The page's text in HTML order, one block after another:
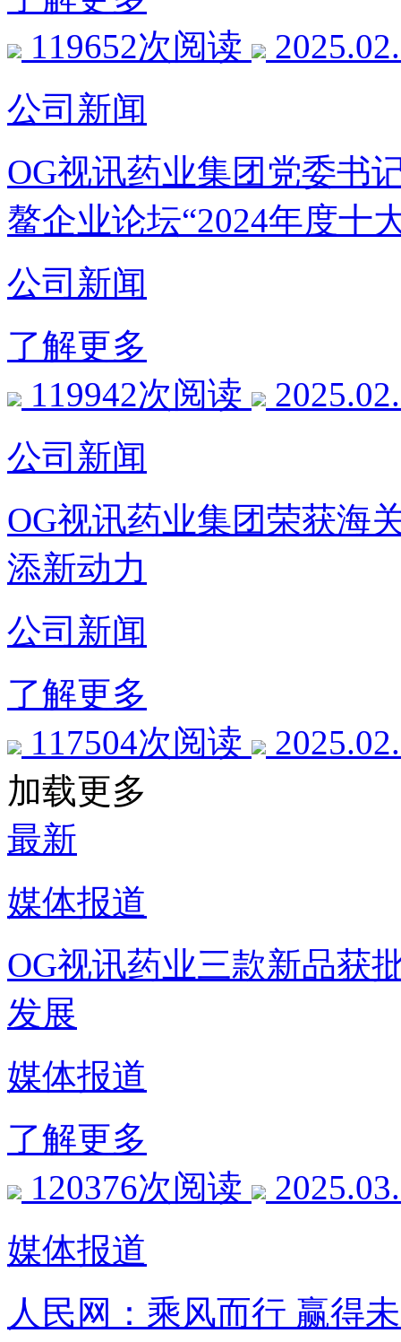
119652次阅读
公司新闻
OG视讯药业集团党委书
鳌企业论坛“2024年度十
公司新闻
了解更多
119942次阅读
公司新闻
OG视讯药业集团荣获海
添新动力
公司新闻
了解更多
117504次阅读
加载更多
最新
媒体报道
OG视讯药业三款新品获
发展
媒体报道
了解更多
120376次阅读
媒体报道
人民网：乘风而行 赢得